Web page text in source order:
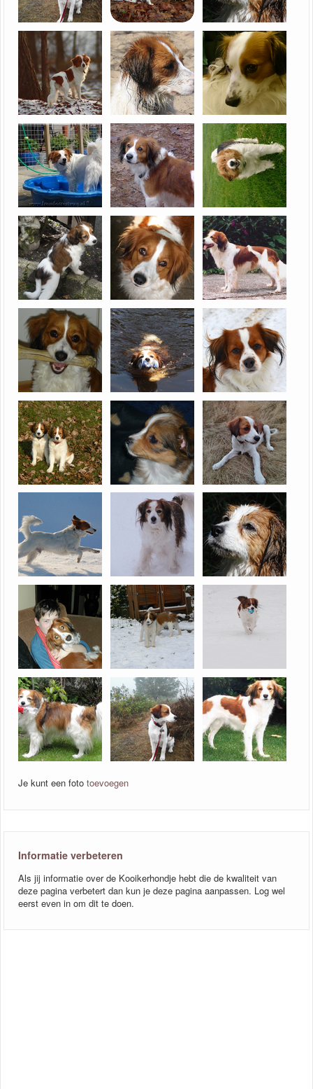
Je kunt een foto toevoegen
Informatie verbeteren
Als jij informatie over de Kooikerhondje hebt die de kwaliteit van
deze pagina verbetert dan kun je deze pagina aanpassen. Log wel
eerst even in om dit te doen.